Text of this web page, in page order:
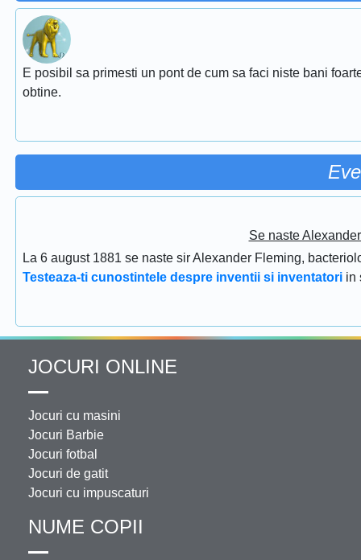
E posibil sa primesti un pont de cum sa faci niste bani
obtine.
Se naste
La 6 august 1881 se naste sir Alexander Fleming,
Testeaza-ti cunostintele despre inventii si inventatori in
JOCURI ONLINE
Jocuri cu masini
Jocuri Barbie
Jocuri fotbal
Jocuri de gatit
Jocuri cu impuscaturi
NUME COPII